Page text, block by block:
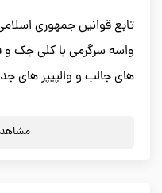
واسه سرگرمی با کلی جک
های جالب و والپیپر های